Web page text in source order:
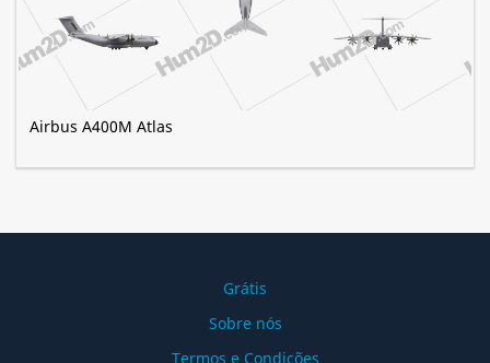
Airbus A400M Atlas
Grátis
Sobre nós
Termos e Condições